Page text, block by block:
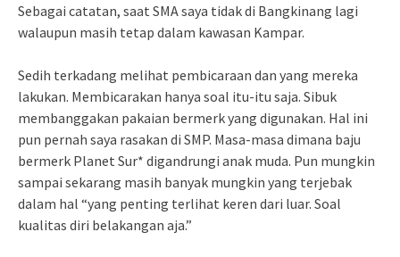
Sebagai catatan, saat SMA saya tidak di Bangkinang lagi
walaupun masih tetap dalam kawasan Kampar.
Sedih terkadang melihat pembicaraan dan yang mereka
lakukan. Membicarakan hanya soal itu-itu saja. Sibuk
membanggakan pakaian bermerk yang digunakan. Hal ini
pun pernah saya rasakan di SMP. Masa-masa dimana baju
bermerk Planet Sur* digandrungi anak muda. Pun mungkin
sampai sekarang masih banyak mungkin yang terjebak
dalam hal “yang penting terlihat keren dari luar. Soal
kualitas diri belakangan aja.”